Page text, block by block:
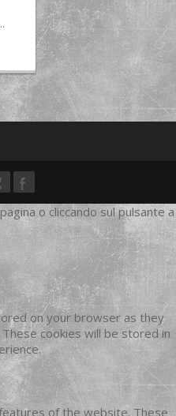
o cliccando sul pulsante a
on your browser as they
cookies will be stored in
of the website. These